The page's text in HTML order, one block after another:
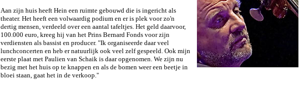
Aan zijn huis heeft Hein een ruimte gebouwd die is ingericht als
theater. Het heeft een volwaardig podium en er is plek voor zo'n
dertig mensen, verdeeld over een aantal tafeltjes. Het geld daarvoor,
100.000 euro, kreeg hij van het Prins Bernard Fonds voor zijn
verdiensten als bassist en producer. "Ik organiseerde daar veel
lunchconcerten en heb er natuurlijk ook veel zelf gespeeld. Ook mijn
eerste plaat met Paulien van Schaik is daar opgenomen. We zijn nu
bezig met het huis op te knappen en als de bomen weer een beetje in
bloei staan, gaat het in de verkoop."